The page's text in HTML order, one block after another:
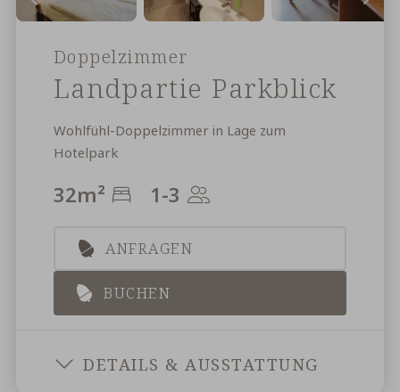
Doppelzimmer
Landpartie Parkblick
Wohlfühl-Doppelzimmer in Lage zum
Hotelpark
1-3
32m²
BUCHEN
ANFRAGEN
DETAILS & AUSSTATTUNG